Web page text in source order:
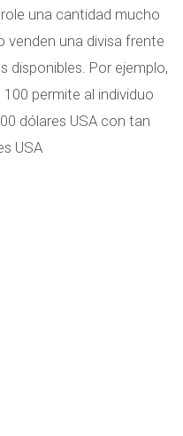
una cantidad mucho
venden una divisa frente
disponibles. Por ejemplo,
permite al individuo
dólares USA con tan
USA